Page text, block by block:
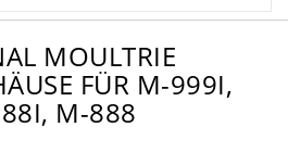
MOULTRIE
FÜR M-999I,
M-888